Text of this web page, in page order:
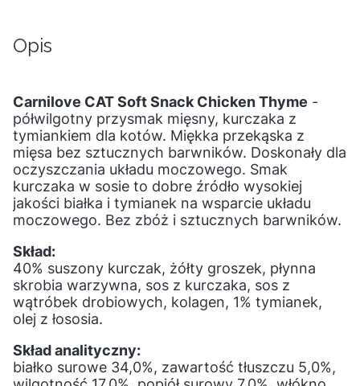
Opis
Carnilove CAT Soft Snack Chicken Thyme -
półwilgotny przysmak mięsny, kurczaka z
tymiankiem dla kotów. Miękka przekąska z
mięsa bez sztucznych barwników. Doskonały dla
oczyszczania układu moczowego. Smak
kurczaka w sosie to dobre źródło wysokiej
jakości białka i tymianek na wsparcie układu
moczowego. Bez zbóż i sztucznych barwników.
Skład:
40% suszony kurczak, żółty groszek, płynna
skrobia warzywna, sos z kurczaka, sos z
wątróbek drobiowych, kolagen, 1% tymianek,
olej z łososia.
Skład analityczny:
białko surowe 34,0%, zawartość tłuszczu 5,0%,